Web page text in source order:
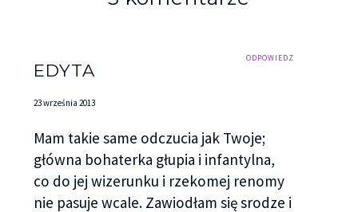
ODPOWIEDZ
EDYTA
23 września 2013
Mam takie same odczucia jak Twoje;
główna bohaterka głupia i infantylna,
co do jej wizerunku i rzekomej renomy
nie pasuje wcale. Zawiodłam się srodze i